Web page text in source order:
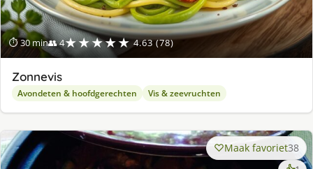
⏱ 30 min👥 4★★★★★ 4.63 (78)
Zonnevis
Avondeten & hoofdgerechten Vis & zeevruchten
Maak favoriet38